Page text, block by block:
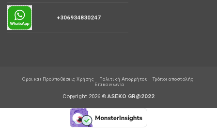
+306934830247
Όροι και Προϋποθέσεις Χρήσης Πολιτική Απορρήτου
Τρόποι αποστολής
Επικοινωνία
Copyright 2026 ©ASEKO GR@2022